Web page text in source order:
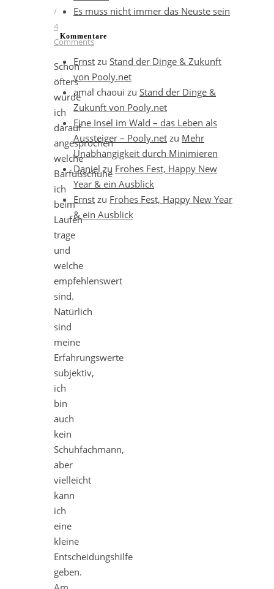
/
4
Comments
Schon
öfters
wurde
ich
darauf
angesprochen
welche
Barfußschuhe
ich
beim
Laufen
trage
und
welche
empfehlenswert
sind.
Natürlich
sind
meine
Erfahrungswerte
subjektiv,
ich
bin
auch
kein
Schuhfachmann,
aber
vielleicht
kann
ich
eine
kleine
Entscheidungshilfe
geben.
Es muss nicht immer das Neuste sein
Kommentare
Ernst zu Stand der Dinge & Zukunft
von Pooly.net
amal chaoui zu Stand der Dinge &
Zukunft von Pooly.net
Eine Insel im Wald – das Leben als
Aussteiger – Pooly.net zu Mehr
Unabhängigkeit durch Minimieren
Daniel zu Frohes Fest, Happy New
Year & ein Ausblick
Ernst zu Frohes Fest, Happy New Year
& ein Ausblick